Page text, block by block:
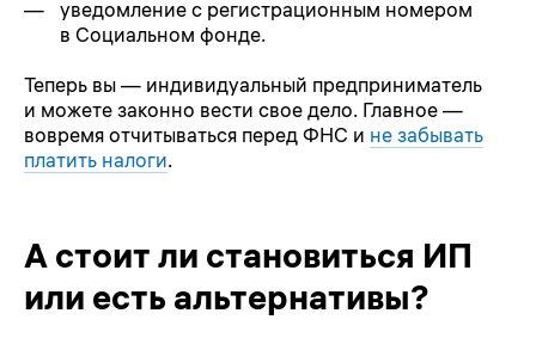
уведомление с регистрационным номером
в Социальном фонде.
Теперь вы — индивидуальный предприниматель
и можете законно вести свое дело. Главное —
вовремя отчитываться перед ФНС и не забывать
платить налоги.
А стоит ли становиться ИП
или есть альтернативы?